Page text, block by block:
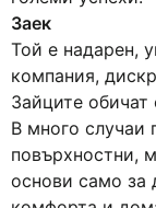
Заек
Той е надарен,
компания,
Зайците
В много случаи
повърхностни,
основи само за